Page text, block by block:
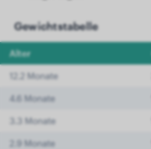
Gewichtstabelle
Alter
12.2 Monate
4.6 Monate
3.3 Monate
2.9 Monate